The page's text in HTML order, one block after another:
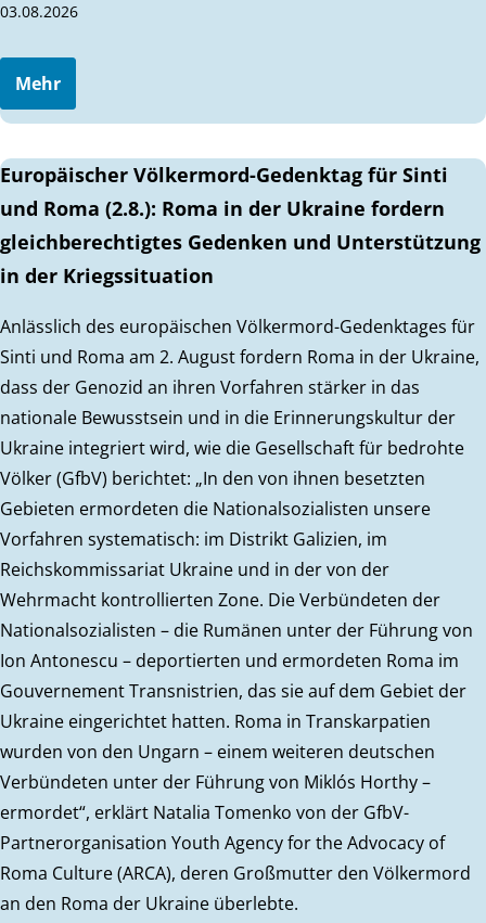
03.08.2026
Mehr
Europäischer Völkermord-Gedenktag für Sinti
und Roma (2.8.): Roma in der Ukraine fordern
gleichberechtigtes Gedenken und Unterstützung
in der Kriegssituation
Anlässlich des europäischen Völkermord-Gedenktages für
Sinti und Roma am 2. August fordern Roma in der Ukraine,
dass der Genozid an ihren Vorfahren stärker in das
nationale Bewusstsein und in die Erinnerungskultur der
Ukraine integriert wird, wie die Gesellschaft für bedrohte
Völker (GfbV) berichtet: „In den von ihnen besetzten
Gebieten ermordeten die Nationalsozialisten unsere
Vorfahren systematisch: im Distrikt Galizien, im
Reichskommissariat Ukraine und in der von der
Wehrmacht kontrollierten Zone. Die Verbündeten der
Nationalsozialisten – die Rumänen unter der Führung von
Ion Antonescu – deportierten und ermordeten Roma im
Gouvernement Transnistrien, das sie auf dem Gebiet der
Ukraine eingerichtet hatten. Roma in Transkarpatien
wurden von den Ungarn – einem weiteren deutschen
Verbündeten unter der Führung von Miklós Horthy –
ermordet“, erklärt Natalia Tomenko von der GfbV-
Partnerorganisation Youth Agency for the Advocacy of
Roma Culture (ARCA), deren Großmutter den Völkermord
an den Roma der Ukraine überlebte.